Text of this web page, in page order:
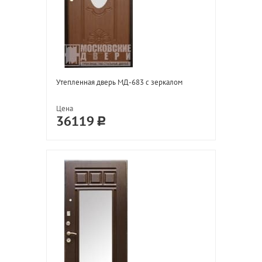
Утепленная дверь МД-683 с зеркалом
Цена
36119